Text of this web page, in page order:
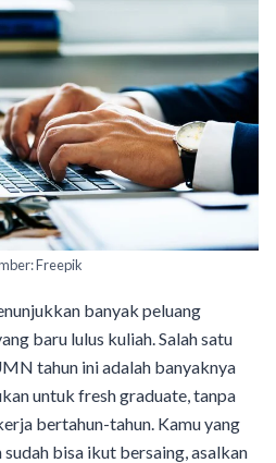
Freepik
banyak peluang
baru lulus kuliah. Salah satu
tahun ini adalah banyaknya
untuk fresh graduate, tanpa
bertahun-tahun. Kamu yang
bisa ikut bersaing, asalkan